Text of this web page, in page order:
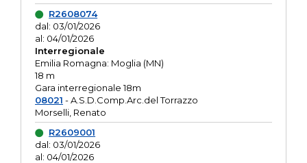
R2608074
dal: 03/01/2026
al: 04/01/2026
Interregionale
Emilia Romagna: Moglia (MN)
18 m
Gara interregionale 18m
08021 - A.S.D.Comp.Arc.del Torrazzo
Morselli, Renato
R2609001
dal: 03/01/2026
al: 04/01/2026